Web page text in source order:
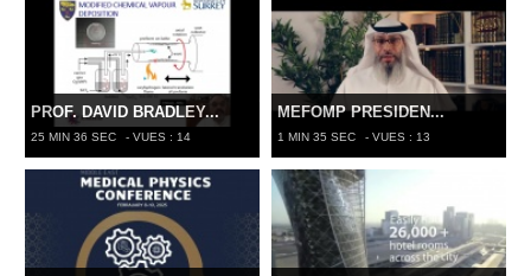
PROF. DAVID BRADLEY...
25 MIN 36 SEC - VUES : 14
MEFOMP PRESIDEN...
1 MIN 35 SEC - VUES : 13